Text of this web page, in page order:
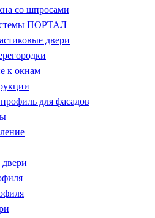
со шпросами
ПОРТАЛ
двери
к окнам
для фасадов